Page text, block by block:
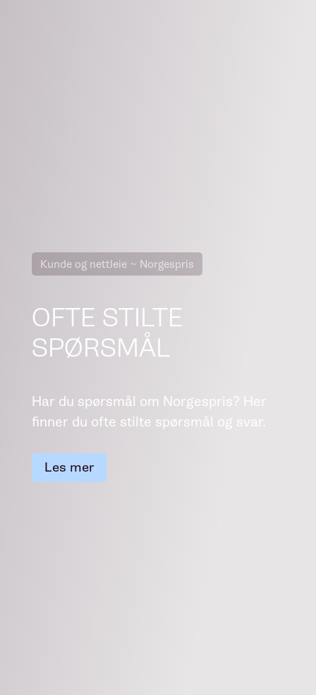
Kunde og nettleie ~ Norgespris
OFTE STILTE
SPØRSMÅL
Har du spørsmål om Norgespris? Her
finner du ofte stilte spørsmål og svar.
Les mer